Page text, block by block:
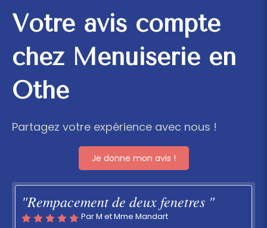
Votre avis compte
chez Menuiserie en
Othe
Partagez votre expérience avec nous !
Je donne mon avis !
"Rempacement de deux fenetres "
Par M et Mme Mandart